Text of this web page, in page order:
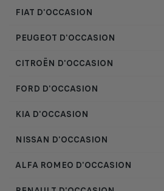
FIAT D'OCCASION
PEUGEOT D'OCCASION
CITROËN D'OCCASION
FORD D'OCCASION
KIA D'OCCASION
NISSAN D'OCCASION
ALFA ROMEO D'OCCASION